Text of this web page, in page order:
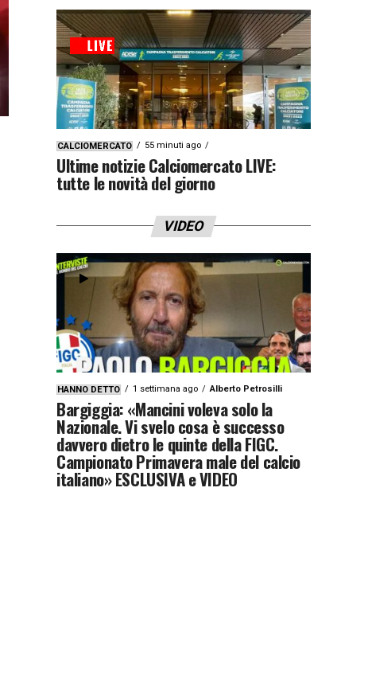
CALCIOMERCATO 55 minuti ago
Ultime notizie Calciomercato LIVE:
tutte le novità del giorno
VIDEO
HANNO DETTO 1 settimana ago Alberto Petrosilli
Bargiggia: «Mancini voleva solo la
Nazionale. Vi svelo cosa è successo
davvero dietro le quinte della FIGC.
Campionato Primavera male del calcio
italiano» ESCLUSIVA e VIDEO